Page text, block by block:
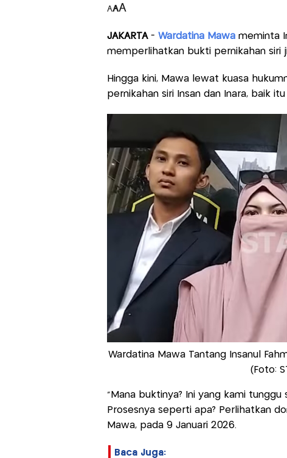
AAA
JAKARTA- Wardatina Mawameminta
memperlihatkan bukti pernikahan siri
Hingga kini, Mawa lewat kuasa
pernikahan siri Insan dan Inara, baik
Wardatina Mawa Tantang Insanul
(Foto:
"Mana buktinya? Ini yang kami tunggu
Prosesnya seperti apa? Perlihatkan
Mawa, pada 9 Januari 2026.
Baca Juga: